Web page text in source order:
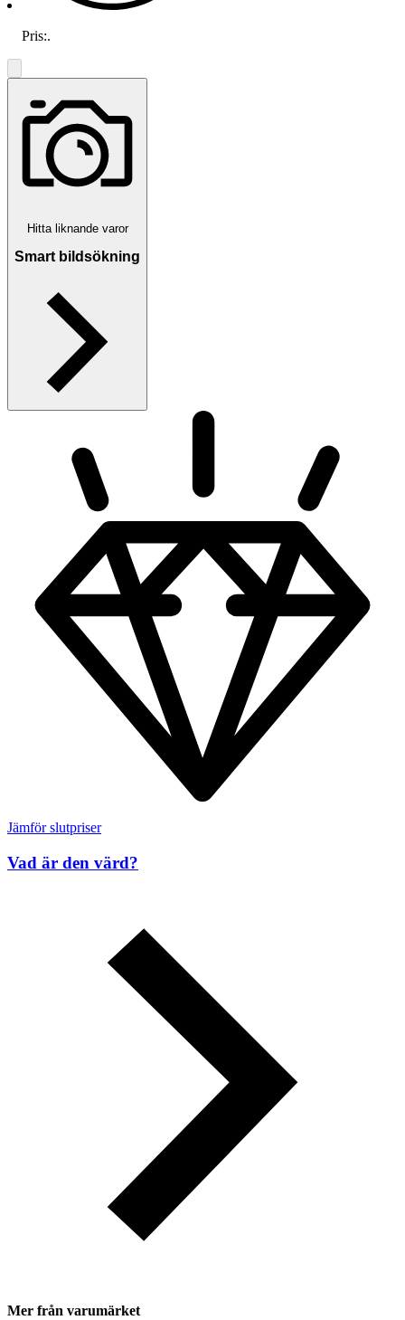
Pris:.
Hitta liknande varor
Smart bildsökning
Jämför slutpriser
Vad är den värd?
Mer från varumärket